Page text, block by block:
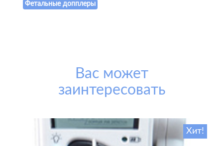
Фетальные допплеры
Вас может
заинтересовать
Хит!